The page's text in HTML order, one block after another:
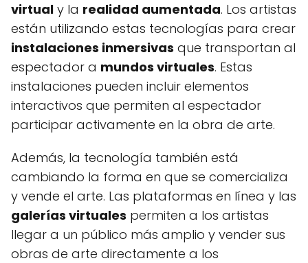
virtual y la realidad aumentada. Los artistas
están utilizando estas tecnologías para crear
instalaciones inmersivas que transportan al
espectador a mundos virtuales. Estas
instalaciones pueden incluir elementos
interactivos que permiten al espectador
participar activamente en la obra de arte.
Además, la tecnología también está
cambiando la forma en que se comercializa
y vende el arte. Las plataformas en línea y las
galerías virtuales permiten a los artistas
llegar a un público más amplio y vender sus
obras de arte directamente a los